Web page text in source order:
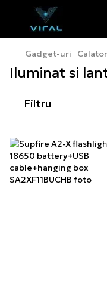
Gadget-uri
Iluminat si
Filtru